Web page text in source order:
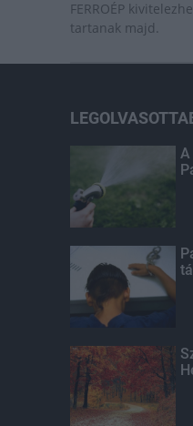
FERROÉP
tartanak majd.
A